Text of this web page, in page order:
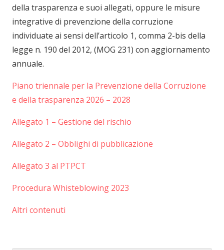
della trasparenza e suoi allegati, oppure le misure
integrative di prevenzione della corruzione
individuate ai sensi dell’articolo 1, comma 2-bis della
legge n. 190 del 2012, (MOG 231) con aggiornamento
annuale.
Piano triennale per la Prevenzione della Corruzione
e della trasparenza 2026 – 2028
Allegato 1 – Gestione del rischio
Allegato 2 – Obblighi di pubblicazione
Allegato 3 al PTPCT
Procedura Whisteblowing 2023
Altri contenuti